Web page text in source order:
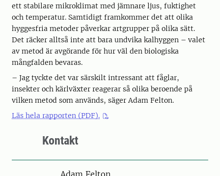
ett stabilare mikroklimat med jämnare ljus, fuktighet
och temperatur. Samtidigt framkommer det att olika
hyggesfria metoder påverkar artgrupper på olika sätt.
Det räcker alltså inte att bara undvika kalhyggen – valet
av metod är avgörande för hur väl den biologiska
mångfalden bevaras.
– Jag tyckte det var särskilt intressant att fåglar,
insekter och kärlväxter reagerar så olika beroende på
vilken metod som används, säger Adam Felton.
Läs hela rapporten (PDF).
Kontakt
Person